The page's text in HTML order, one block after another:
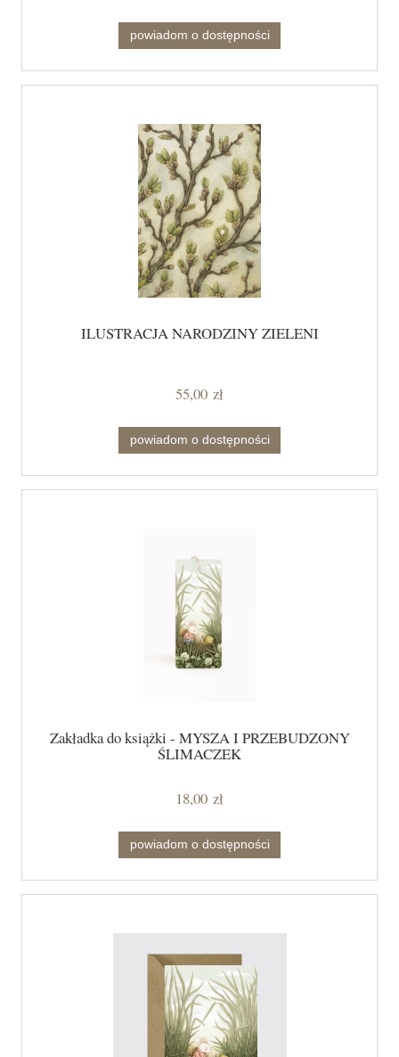
powiadom o dostępności
ILUSTRACJA NARODZINY ZIELENI
55,00 zł
powiadom o dostępności
Zakładka do książki - MYSZA I PRZEBUDZONY
ŚLIMACZEK
18,00 zł
powiadom o dostępności